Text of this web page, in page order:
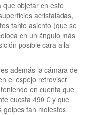
que objetar en este
acristaladas,
tanto asiento (que se
en un ángulo más
posible cara a la
además la cámara de
el espejo retrovisor
en cuenta que
cuesta 490 € y que
golpes tan molestos